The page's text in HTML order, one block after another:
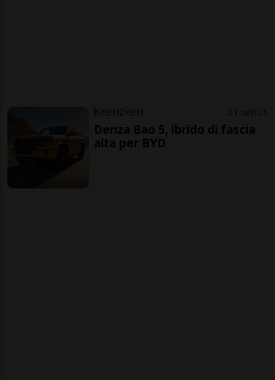
SHENZHEN 1 sett 5
Denza Bao 5, ibrido di fascia
alta per BYD